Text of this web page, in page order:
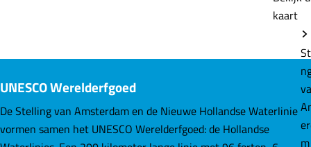
kaart
m
z
e
p
a
z
e
p
a
z
e
p
a
UNESCO Werelderfgoed
De Stelling van Amsterdam en de Nieuwe Hollandse Waterlinie
vormen samen het UNESCO Werelderfgoed: de Hollandse